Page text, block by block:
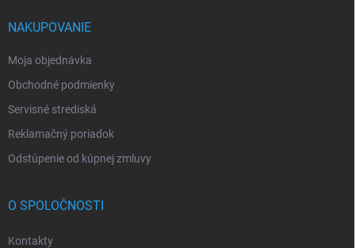
NAKUPOVANIE
Moja objednávka
Obchodné podmienky
Servisné strediská
Reklamačný poriadok
Odstúpenie od kúpnej zmluvy
O SPOLOČNOSTI
Kontakty